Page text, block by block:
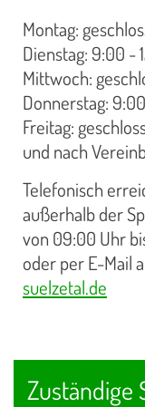
Montag:
Dienstag: 9:00 -
Mittwoch:
Donnerstag:
Freitag:
und nach
Telefonisch
außerhalb der
von 09:00 Uhr
oder per E-Mail
suelzetal.de
Zuständige